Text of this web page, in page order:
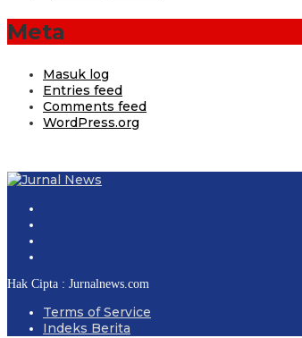
Meta
Masuk log
Entries feed
Comments feed
WordPress.org
Hak Cipta : Jurnalnews.com
Terms of Service
Indeks Berita